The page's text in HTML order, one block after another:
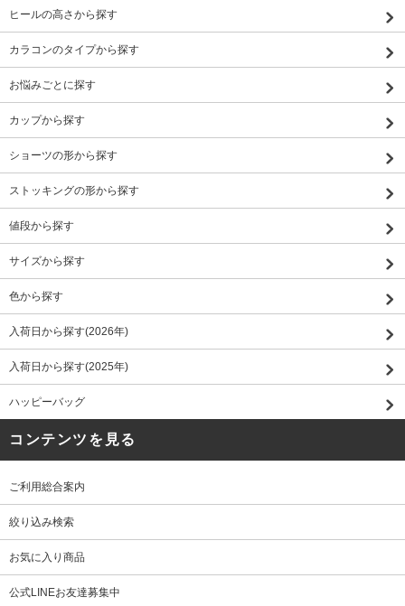
ヒールの高さから探す
カラコンのタイプから探す
お悩みごとに探す
カップから探す
ショーツの形から探す
ストッキングの形から探す
値段から探す
サイズから探す
色から探す
入荷日から探す(2026年)
入荷日から探す(2025年)
ハッピーバッグ
コンテンツを見る
ご利用総合案内
絞り込み検索
お気に入り商品
公式LINEお友達募集中